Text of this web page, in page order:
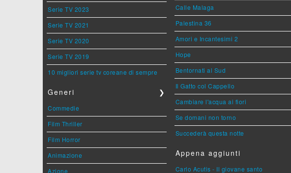
Serie TV 2023
Serie TV 2021
Serie TV 2020
Serie TV 2019
10 migliori serie tv coreane di sempre
Generi ❯
Commedie
Film Thriller
Film Horror
Animazione
Azione
Calle Malaga
Palestina 36
Amori e Incantesimi 2
Hope
Bentornati al Sud
Il Gatto col Cappello
Cambiare l'acqua ai fiori
Se domani non torno
Succederà questa notte
Appena aggiunti
Carlo Acutis - Il giovane santo